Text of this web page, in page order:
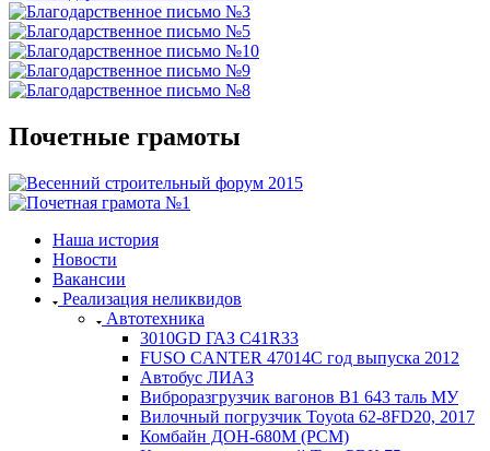
Почетные грамоты
Наша история
Новости
Вакансии
Реализация неликвидов
Автотехника
3010GD ГАЗ С41R33
FUSO CANTER 47014C год выпуска 2012
Автобус ЛИАЗ
Виброразгрузчик вагонов В1 643 таль МУ
Вилочный погрузчик Toyota 62-8FD20, 2017
Комбайн ДОН-680М (РСМ)